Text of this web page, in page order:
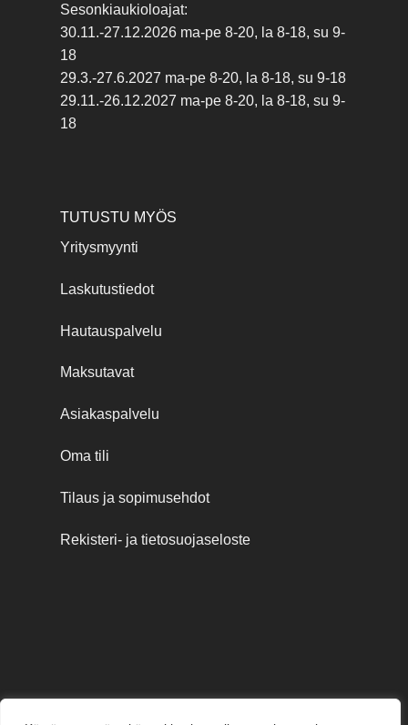
Sesonkiaukioloajat:
30.11.-27.12.2026 ma-pe 8-20, la 8-18, su 9-
18
29.3.-27.6.2027 ma-pe 8-20, la 8-18, su 9-18
29.11.-26.12.2027 ma-pe 8-20, la 8-18, su 9-
18
TUTUSTU MYÖS
Yritysmyynti
Laskutustiedot
Hautauspalvelu
Maksutavat
Asiakaspalvelu
Oma tili
Tilaus ja sopimusehdot
Rekisteri- ja tietosuojaseloste